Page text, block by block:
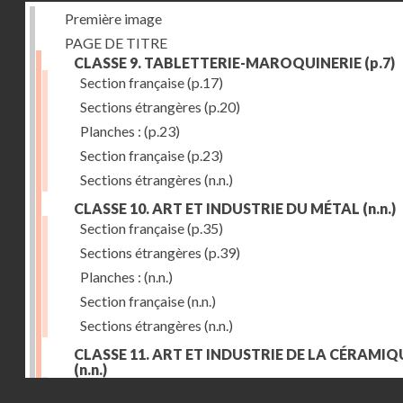
Première image
PAGE DE TITRE
CLASSE 9. TABLETTERIE-MAROQUINERIE (p.7)
Section française(p.17)
Sections étrangères (p.20)
Planches : (p.23)
Section française(p.23)
Sections étrangères (n.n.)
CLASSE 10. ART ET INDUSTRIE DU MÉTAL (n.n.)
Section française(p.35)
Sections étrangères (p.39)
Planches : (n.n.)
Section française(n.n.)
Sections étrangères (n.n.)
CLASSE 11. ART ET INDUSTRIE DE LA
(n.n.)